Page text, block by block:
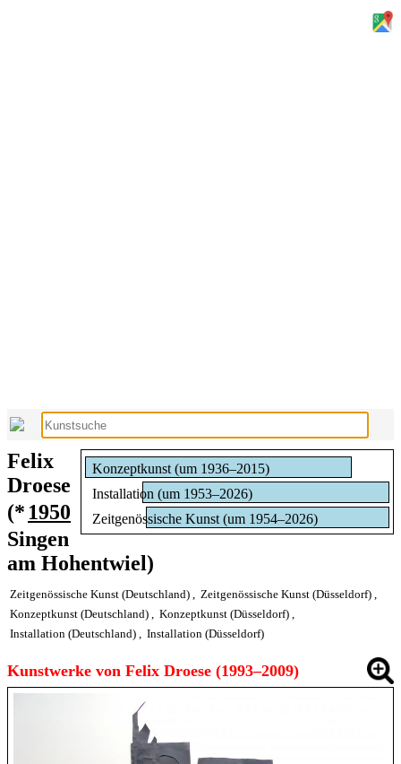
Konzeptkunst (um 1936–2015)
Installation (um 1953–2026)
Zeitgenössische Kunst (um 1954–2026)
Felix
Droese
(* 1950
Singen
am Hohentwiel)
Zeitgenössische Kunst (Deutschland) , Zeitgenössische Kunst (Düsseldorf) ,
Konzeptkunst (Deutschland) , Konzeptkunst (Düsseldorf) ,
Installation (Deutschland) , Installation (Düsseldorf)
Kunstwerke von Felix Droese (1993–2009)